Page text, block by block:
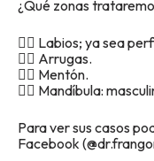
¿Qué zonas
👉🏽 Labios; ya sea
👉🏽 Arrugas.
👉🏽 Mentón.
👉🏽 Mandíbula:
Para ver sus casos
Facebook